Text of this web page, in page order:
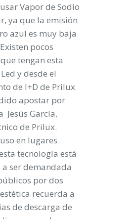
Vapor de Sodio
ya que la emisión
azul es muy baja
pocos
tengan esta
y desde el
de I+D de Prilux
apostar por
Jesús García,
de Prilux.
en lugares
tecnología está
ser demandada
por dos
recuerda a
de descarga de